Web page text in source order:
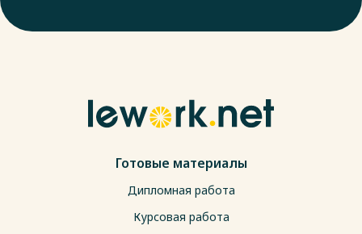
Готовые материалы
Дипломная работа
Курсовая работа